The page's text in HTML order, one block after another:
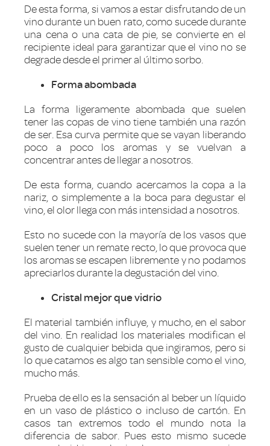
De esta forma, si vamos a estar disfrutando de un
vino durante un buen rato, como sucede durante
una cena o una cata de pie, se convierte en el
recipiente ideal para garantizar que el vino no se
degrade desde el primer al último sorbo.
Forma abombada
La forma ligeramente abombada que suelen
tener las copas de vino tiene también una razón
de ser. Esa curva permite que se vayan liberando
poco a poco los aromas y se vuelvan a
concentrar antes de llegar a nosotros.
De esta forma, cuando acercamos la copa a la
nariz, o simplemente a la boca para degustar el
vino, el olor llega con más intensidad a nosotros.
Esto no sucede con la mayoría de los vasos que
suelen tener un remate recto, lo que provoca que
los aromas se escapen libremente y no podamos
apreciarlos durante la degustación del vino.
Cristal mejor que vidrio
El material también influye, y mucho, en el sabor
del vino. En realidad los materiales modifican el
gusto de cualquier bebida que ingiramos, pero si
lo que catamos es algo tan sensible como el vino,
mucho más.
Prueba de ello es la sensación al beber un líquido
en un vaso de plástico o incluso de cartón. En
casos tan extremos todo el mundo nota la
diferencia de sabor. Pues esto mismo sucede